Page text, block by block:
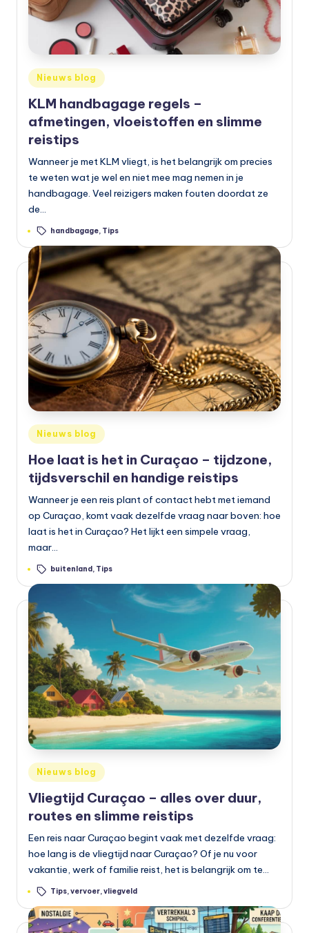
Geplaatst
in
Nieuws blog
KLM handbagage regels –
afmetingen, vloeistoffen en slimme
reistips
Wanneer je met KLM vliegt, is het belangrijk om precies
te weten wat je wel en niet mee mag nemen in je
handbagage. Veel reizigers maken fouten doordat ze
de…
Tags: handbagage, Tips
Geplaatst
in
Nieuws blog
Hoe laat is het in Curaçao – tijdzone,
tijdsverschil en handige reistips
Wanneer je een reis plant of contact hebt met iemand
op Curaçao, komt vaak dezelfde vraag naar boven: hoe
laat is het in Curaçao? Het lijkt een simpele vraag,
maar…
Tags: buitenland, Tips
Geplaatst
in
Nieuws blog
Vliegtijd Curaçao – alles over duur,
routes en slimme reistips
Een reis naar Curaçao begint vaak met dezelfde vraag:
hoe lang is de vliegtijd naar Curaçao? Of je nu voor
vakantie, werk of familie reist, het is belangrijk om te…
Tags: Tips,vervoer,vliegveld